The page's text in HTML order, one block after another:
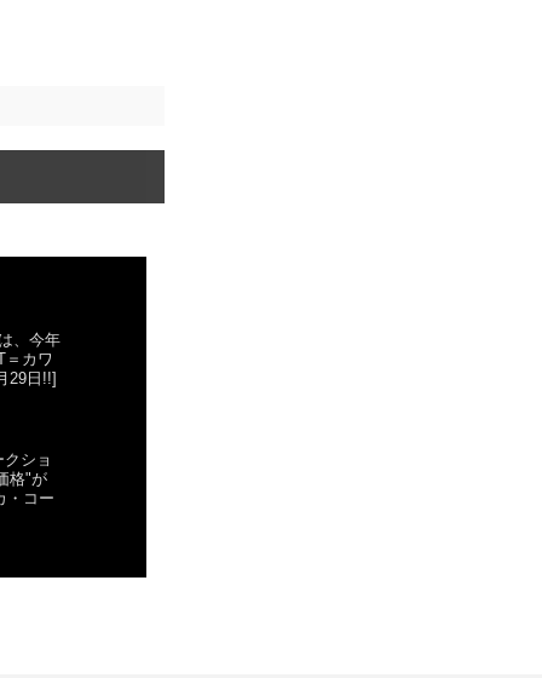
、今年
＝カワ
29日!!]
ショ
格"が
・コー